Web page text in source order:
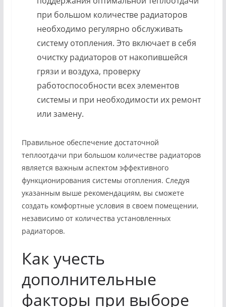
при большом количестве радиаторов
необходимо регулярно обслуживать
систему отопления. Это включает в себя
очистку радиаторов от накопившейся
грязи и воздуха, проверку
работоспособности всех элементов
системы и при необходимости их ремонт
или замену.
Правильное обеспечение достаточной
теплоотдачи при большом количестве радиаторов
является важным аспектом эффективного
функционирования системы отопления. Следуя
указанным выше рекомендациям, вы сможете
создать комфортные условия в своем помещении,
независимо от количества установленных
радиаторов.
Как учесть
дополнительные
факторы при выборе